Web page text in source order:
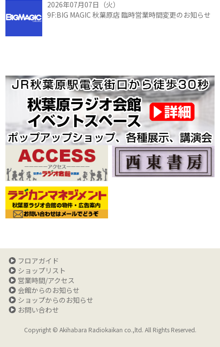
2026年07月07日（火）
9F:BIG MAGIC 秋葉原店 臨時営業時間変更のお知らせ
フロアガイド
ショップリスト
営業時間/アクセス
会館からのお知らせ
ショップからのお知らせ
お問い合わせ
Copyright © Akihabara Radiokaikan co.,ltd. All Rights Reserved.